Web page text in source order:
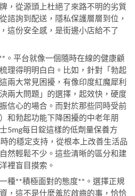
，從源頭上杜絕了來路不明的劣質
諮詢到配送，隱私保護層層到位，
這份安全感，是街邊小店給不了
。平台就像一個隨時在線的健康顧
理得明明白白。比如，針對「勃起
兩大常見困擾，有像印度紅魔犀利
兩大問題」的選擇，起效快，硬度
信心的場合。而對於那些同時受前
和勃起功能下降困擾的中老年朋
5mg每日錠這樣的低劑量保養方
的穩定支持，從根本上改善生活品
然輕鬆不少。這些清晰的區分和建
裡盲目摸索。
種**積極面對的態度**。選擇正規
，這不是什麼羞於啟齒的事，恰恰